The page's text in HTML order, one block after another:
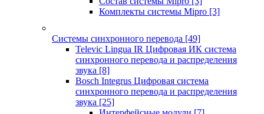
Комплекты системы Mipro [3]
Системы синхронного перевода [49]
Televic Lingua IR Цифровая ИК система
синхронного перевода и распределения
звука [8]
Bosch Integrus Цифровая система
синхронного перевода и распределения
звука [25]